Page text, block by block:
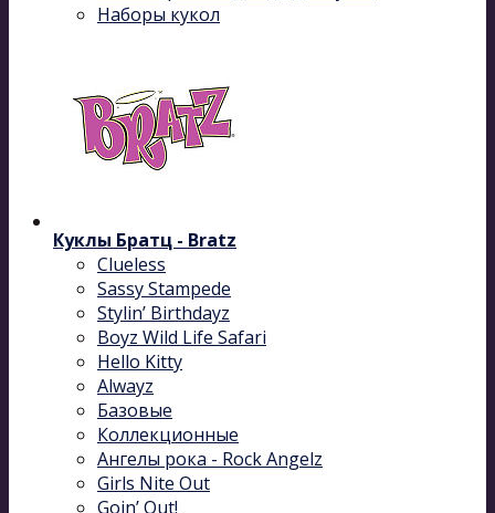
Наборы кукол
Куклы Братц - Bratz
Clueless
Sassy Stampede
Stylin’ Birthdayz
Boyz Wild Life Safari
Hello Kitty
Alwayz
Базовые
Коллекционные
Ангелы рока - Rock Angelz
Girls Nite Out
Goin’ Out!